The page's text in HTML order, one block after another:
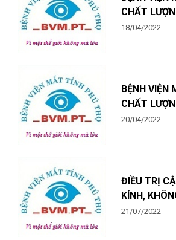
CHẤT
THÁNG
18/04/2022
BỆNH VIỆN
CHẤT
THÁNG 2022
20/04/2022
ĐIỀU TRỊ
KÍNH,
KỸ THUẬT
21/07/2022